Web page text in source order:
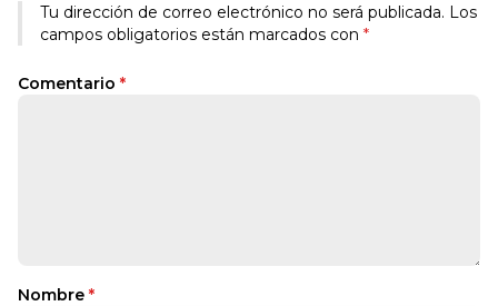
Tu dirección de correo electrónico no será publicada. Los
campos obligatorios están marcados con *
Comentario *
Nombre *